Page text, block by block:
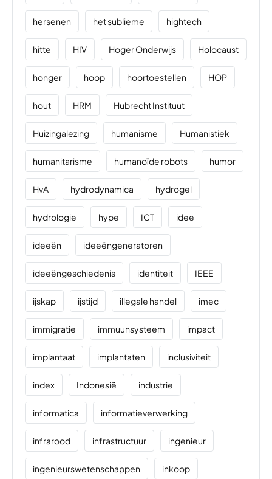
hersenen het sublieme hightech
hitte HIV Hoger Onderwijs Holocaust
honger hoop hoortoestellen HOP
hout HRM Hubrecht Instituut
Huizingalezing humanisme Humanistiek
humanitarisme humanoïde robots humor
HvA hydrodynamica hydrogel
hydrologie hype ICT idee
ideeën ideeëngeneratoren
ideeëngeschiedenis identiteit IEEE
ijskap ijstijd illegale handel imec
immigratie immuunsysteem impact
implantaat implantaten inclusiviteit
index Indonesië industrie
informatica informatieverwerking
infrarood infrastructuur ingenieur
ingenieurswetenschappen inkoop